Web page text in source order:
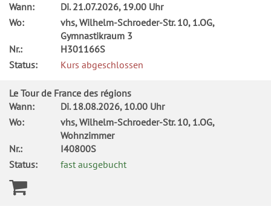
Wann:
Di.21.07.2026, 19.00 Uhr
Wo:
vhs, Wilhelm-Schroeder-Str. 10, 1.OG,
Gymnastikraum 3
Nr.:
H301166S
Status:
Kurs abgeschlossen
Le Tour de France des régions
Wann:
Di.18.08.2026, 10.00 Uhr
Wo:
vhs, Wilhelm-Schroeder-Str. 10, 1.OG,
Wohnzimmer
Nr.:
I40800S
Status:
fast ausgebucht